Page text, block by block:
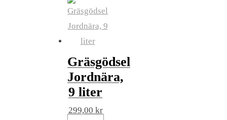
Gräsgödsel
Jordnära,
9 liter
299,00 kr